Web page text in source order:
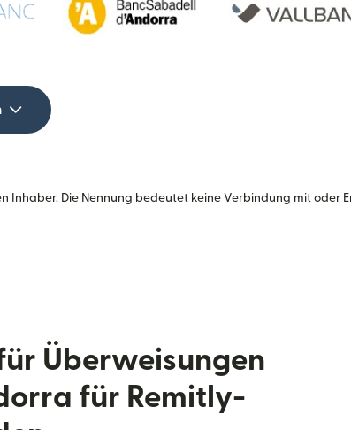
Die Nennung bedeutet keine Verbindung mit oder
Überweisungen
für Remitly-